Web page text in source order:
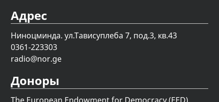
Адрес
Ниноцминда. ул.Тависуплеба 7, под.3, кв.43
0361-223303
radio@nor.ge
Доноры